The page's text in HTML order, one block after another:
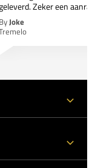
Zeker een
ByJoke